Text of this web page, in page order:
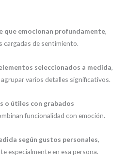
que emocionan profundamente,
cargadas de sentimiento.
seleccionados a medida,
varios detalles significativos.
o útiles con grabados
funcionalidad con emoción.
según gustos personales,
especialmente en esa persona.